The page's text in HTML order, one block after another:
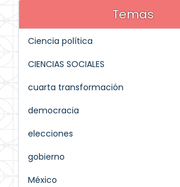
Temas
Ciencia política
CIENCIAS SOCIALES
cuarta transformación
democracia
elecciones
gobierno
México